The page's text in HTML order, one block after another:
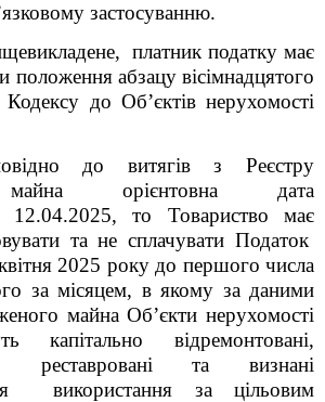
застосуванню.
платник податку має
положення абзацу вісімнадцятого
Кодексу до Об’єктів нерухомості
до витягів з Реєстру
майна орієнтовна дата
то Товариство має
та не сплачувати Податок
2025 року до першого числа
за місяцем, в якому за даними
майна Об’єкти нерухомості
відремонтовані,
реставровані та визнані
використання за цільовим